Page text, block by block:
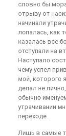
словно бы
отрыву от
начинали
лопалась, как
казалась все
отступали на
Наступало
чему успел
мой, которого
делал не
обычно
утрачивании
переходе.
Лишь в самые